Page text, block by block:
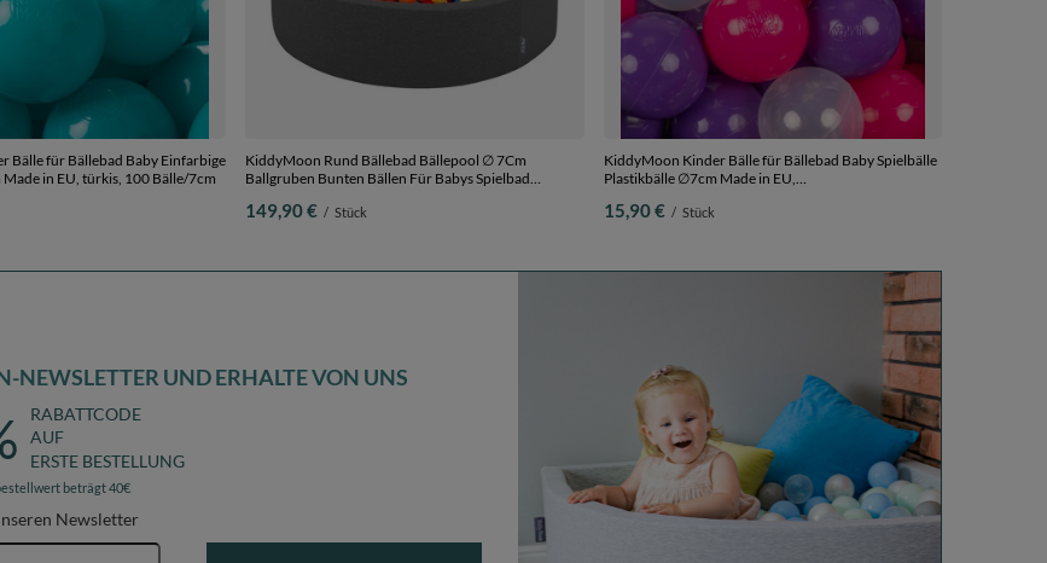
Bälle für Bällebad Baby Einfarbige
in EU, türkis, 100 Bälle/7cm
KiddyMoon Rund Bällebad Bällepool ∅ 7Cm
Ballgruben Bunten Bällen Für Babys Spielbad
grün-blau-rot-orange, 120x30cm/600 Bälle
149,90 € / Stück
KiddyMoon Kinder Bälle für Bällebad Baby Spielbälle
Plastikbälle ∅7cm Made in EU,
15,90 € / Stück
UND ERHALTE VON UNS
RABATTCODE
AUF
ERSTE BESTELLUNG
beträgt 40€
Newsletter
E-Mail-Adresse